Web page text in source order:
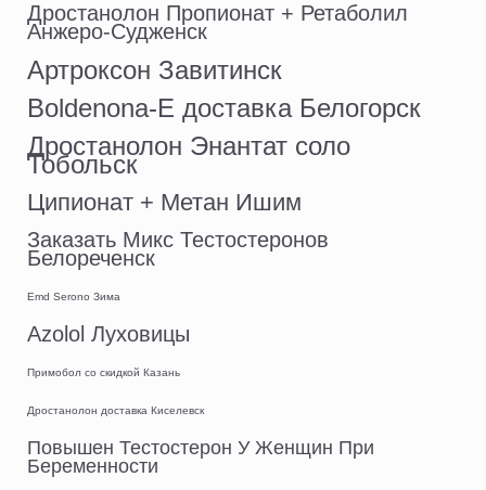
Дростанолон Пропионат + Ретаболил
Анжеро-Судженск
Артроксон Завитинск
Boldenona-E доставка Белогорск
Дростанолон Энантат соло
Тобольск
Ципионат + Метан Ишим
Заказать Микс Тестостеронов
Белореченск
Emd Serono Зима
Azolol Луховицы
Примобол со скидкой Казань
Дростанолон доставка Киселевск
Повышен Тестостерон У Женщин При
Беременности